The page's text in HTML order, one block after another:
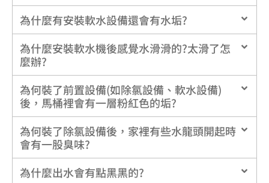
為什麼有安裝軟水設備還會有水垢?
為什麼安裝軟水機後感覺水滑滑的?太滑了怎
麼辦?
為何裝了前置設備(如除氯設備、軟水設備)
後，馬桶裡會有一層粉紅色的垢?
為何裝了除氯設備後，家裡有些水龍頭開起時
會有一股臭味?
為什麼出水會有點黑黑的?